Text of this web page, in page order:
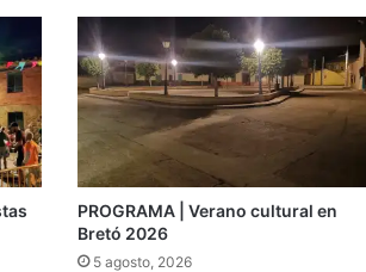
PROGRAMA | Verano cultural en
Bretó 2026
5 agosto, 2026